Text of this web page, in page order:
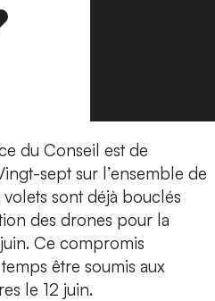
du Conseil est de
sept sur l’ensemble de
sont déjà bouclés
des drones pour la
Ce compromis
être soumis aux
le 12 juin.